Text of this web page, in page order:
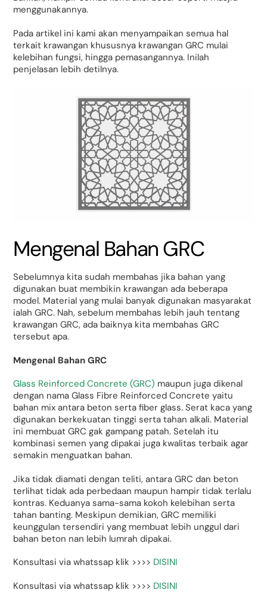
menggunakannya.
Pada artikel ini kami akan menyampaikan semua hal
terkait krawangan khususnya krawangan GRC mulai
kelebihan fungsi, hingga pemasangannya. Inilah
penjelasan lebih detilnya.
Mengenal Bahan GRC
Sebelumnya kita sudah membahas jika bahan yang
digunakan buat membikin krawangan ada beberapa
model. Material yang mulai banyak digunakan masyarakat
ialah GRC. Nah, sebelum membahas lebih jauh tentang
krawangan GRC, ada baiknya kita membahas GRC
tersebut apa.
Mengenal Bahan GRC
Glass Reinforced Concrete (GRC) maupun juga dikenal
dengan nama Glass Fibre Reinforced Concrete yaitu
bahan mix antara beton serta fiber glass. Serat kaca yang
digunakan berkekuatan tinggi serta tahan alkali. Material
ini membuat GRC gak gampang patah. Setelah itu
kombinasi semen yang dipakai juga kwalitas terbaik agar
semakin menguatkan bahan.
Jika tidak diamati dengan teliti, antara GRC dan beton
terlihat tidak ada perbedaan maupun hampir tidak terlalu
kontras. Keduanya sama-sama kokoh kelebihan serta
tahan banting. Meskipun demikian, GRC memiliki
keunggulan tersendiri yang membuat lebih unggul dari
bahan beton nan lebih lumrah dipakai.
Konsultasi via whatssap klik >>>> DISINI
Konsultasi via whatssap klik >>>> DISINI